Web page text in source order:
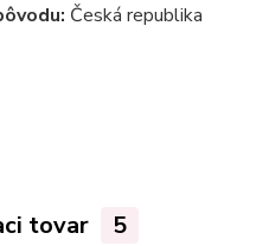
Česká republika
tovar 5